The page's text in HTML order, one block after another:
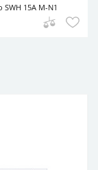
15A M-N1